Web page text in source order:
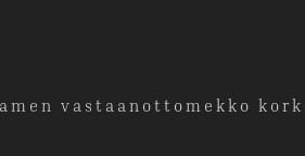
vastaanottomekko